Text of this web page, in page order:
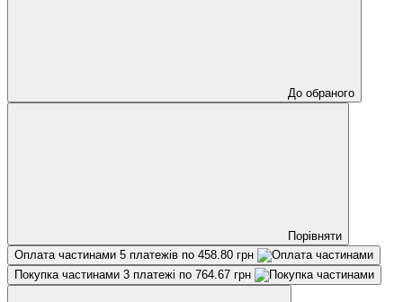
До обраного
Порівняти
Оплата частинами 5 платежів по 458.80 грн
Покупка частинами 3 платежі по 764.67 грн